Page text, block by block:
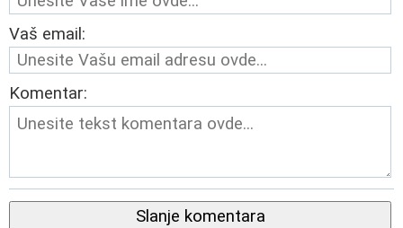
Vaš email:
Komentar:
Slanje komentara